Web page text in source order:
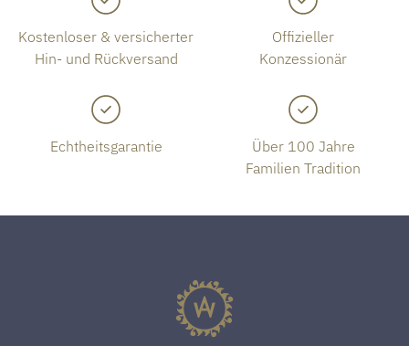
Kostenloser & versicherter
Hin- und Rückversand
Offizieller
Konzessionär
Echtheitsgarantie
Über 100 Jahre
Familien Tradition